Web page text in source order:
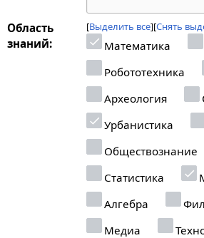
Область
знаний:
Выделить все Снять
Математика
Робототехника
Археология
Урбанистика
Обществознание
Статистика
Алгебра
Медиа